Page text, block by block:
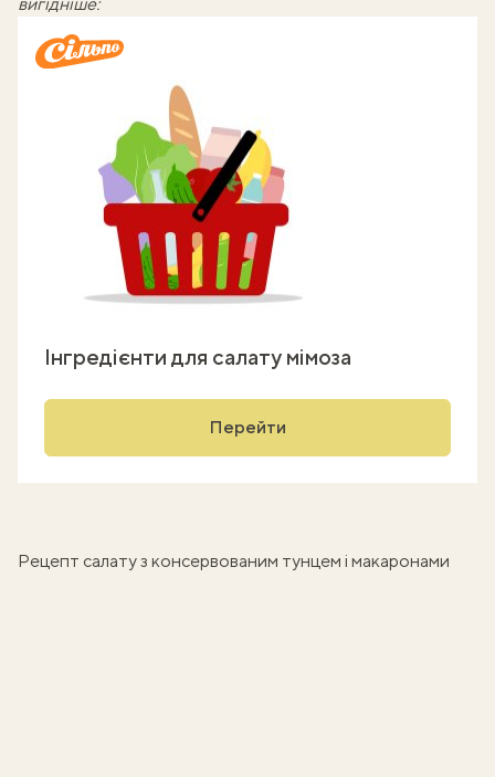
Інгредієнти для салату мімоза
Перейти
Рецепт салату з консервованим тунцем і макаронами